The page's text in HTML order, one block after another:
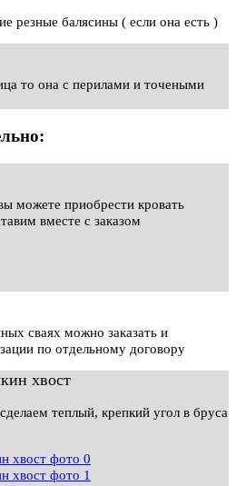
резные балясины ( если она есть )
то она с перилами и точеными
можете приобрести кровать
вместе с заказом
сваях можно заказать и
по отдельному договору
хвост
теплый, крепкий угол в бруса